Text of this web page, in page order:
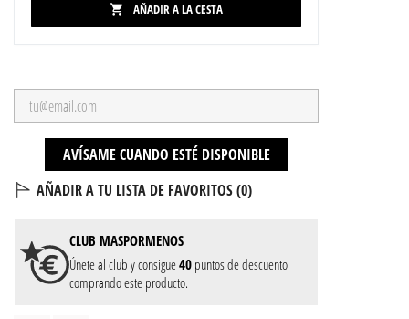
 AÑADIR A LA CESTA
AVÍSAME CUANDO ESTÉ DISPONIBLE
AÑADIR A TU LISTA DE FAVORITOS (0)
CLUB MASPORMENOS
Únete al club y consigue40 puntos de descuento
comprando este producto.